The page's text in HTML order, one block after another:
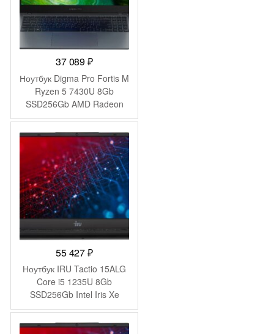
37 089₽
Ноутбук Digma Pro Fortis M
Ryzen 5 7430U 8Gb
SSD256Gb AMD Radeon
Graphics 15.6″ IPS FHD
(1920×1080) Windows 11
Pro grey WiFi BT Cam
4250mAh (DN15R5-
8CXW04)
55 427₽
Ноутбук IRU Tactio 15ALG
Core i5 1235U 8Gb
SSD256Gb Intel Iris Xe
graphics 15.6″ IPS FHD
Windows 11 Pro black WiFi